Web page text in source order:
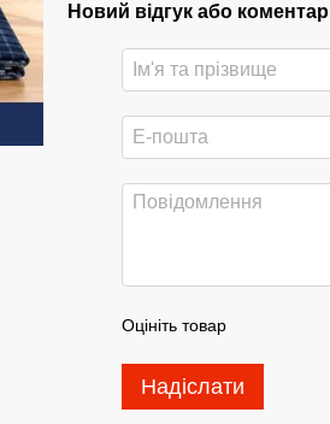
Новий відгук або коментар
Оцініть товар
Надіслати